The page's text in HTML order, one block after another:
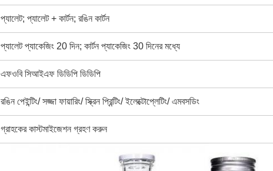
প্যালেট; প্যালেট + কার্টন; রঙিন কার্টন
প্যালেট প্যাকেজিং 20 দিন; কার্টন প্যাকেজিং 30 দিনের মধ্যে
এফওবি সিআইএফ ডিডিপি ডিডিপি
রঙিন পেইন্টিং/ সজ্জা ফায়ারিং/ স্ক্রিন প্রিন্টিং/ ইলেক্টোপ্লেটিং/ এমবসডিং
গ্রাহকের কাস্টমাইজেশন গ্রহণ করুন